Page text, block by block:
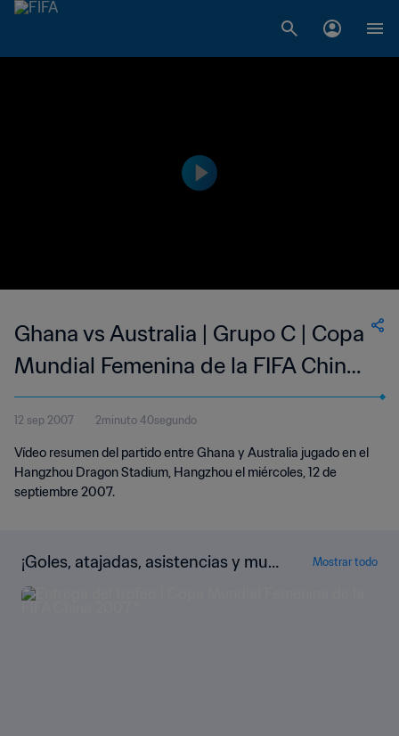
Ghana vs Australia | Grupo C | Copa
Mundial Femenina de la FIFA China
2007™ | Highlights
12 sep 2007 2minuto 40segundo
Vídeo resumen del partido entre Ghana y Australia jugado en el
Hangzhou Dragon Stadium, Hangzhou el miércoles, 12 de
septiembre 2007.
¡Goles, atajadas, asistencias y muc
ho más!
Mostrar todo